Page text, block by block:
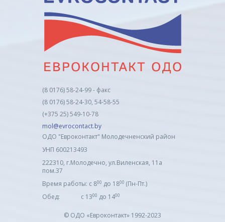
(8 0176) 58-24-99 - факс
(8 0176) 58-24-30, 54-58-55
(+375 25) 549-10-78
mol@evrocontact.by
ОДО "Евроконтакт" Молодечненский район
УНП 600213493
222310, г.Молодечно, ул.Виленская, 11а
пом.37
Время работы: с 800 до 1800 (Пн-Пт.)
Обед: с 1300 до 1400
© ОДО «Евроконтакт» 1992-2023